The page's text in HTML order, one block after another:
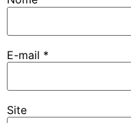
E-mail *
Site